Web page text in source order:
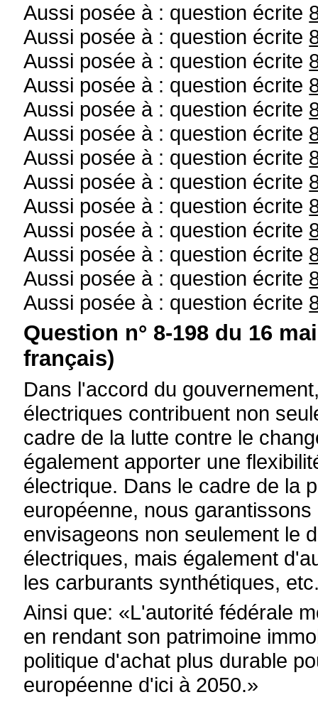
Aussi posée à : question écrite
Aussi posée à : question écrite
Aussi posée à : question écrite
Aussi posée à : question écrite
Aussi posée à : question écrite
Aussi posée à : question écrite
Aussi posée à : question écrite
Aussi posée à : question écrite
Aussi posée à : question écrite
Aussi posée à : question écrite
Aussi posée à : question écrite
Aussi posée à : question écrite
Aussi posée à : question écrite
Question n° 8-198 du 16
français)
Dans l'accord du
électriques contribuent non
cadre de la lutte contre le
également apporter une
électrique. Dans le cadre de la
européenne, nous
envisageons non seulement le
électriques, mais également
les carburants synthétiques,
Ainsi que: «L'autorité fédérale
en rendant son patrimoine
politique d'achat plus durable
européenne d'ici à 2050.»